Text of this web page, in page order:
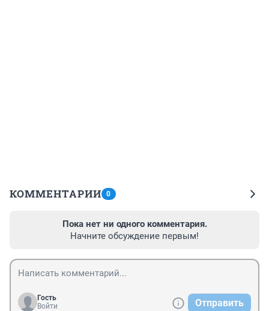
КОММЕНТАРИИ 0
Пока нет ни одного комментария.
Начните обсуждение первым!
Гость
Войти
Отправить